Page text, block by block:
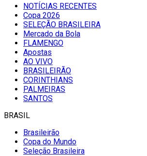
NOTÍCIAS RECENTES
Copa 2026
SELEÇÃO BRASILEIRA
Mercado da Bola
FLAMENGO
Apostas
AO VIVO
BRASILEIRÃO
CORINTHIANS
PALMEIRAS
SANTOS
BRASIL
Brasileirão
Copa do Mundo
Seleção Brasileira